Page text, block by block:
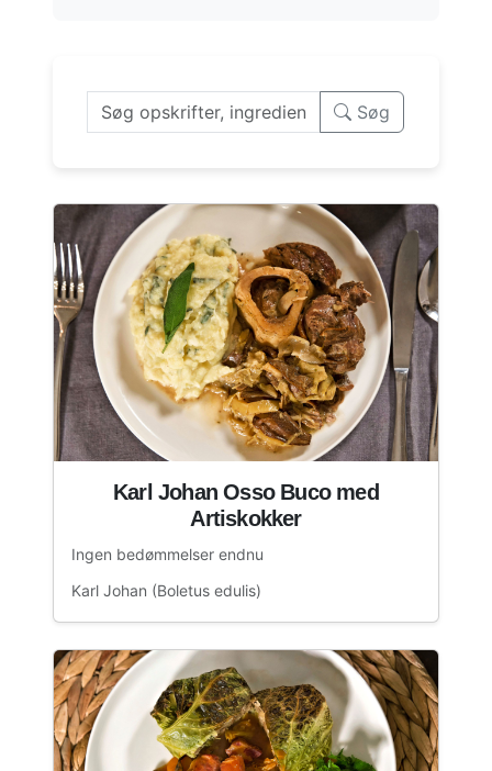
Søg
Karl Johan Osso Buco med
Artiskokker
Ingen bedømmelser endnu
Karl Johan (Boletus edulis)